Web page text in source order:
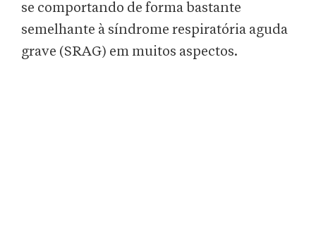
se comportando de forma bastante
semelhante à síndrome respiratória aguda
grave (SRAG) em muitos aspectos.